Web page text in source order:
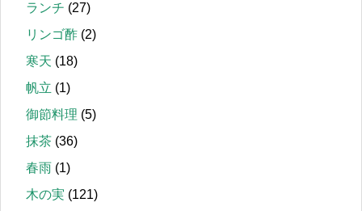
ランチ (27)
リンゴ酢 (2)
寒天 (18)
帆立 (1)
御節料理 (5)
抹茶 (36)
春雨 (1)
木の実 (121)